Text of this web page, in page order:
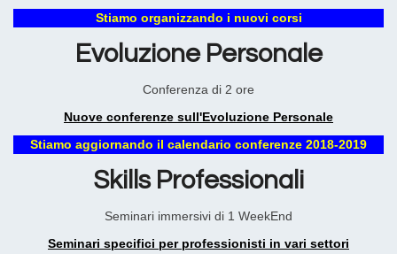
Stiamo organizzando i nuovi corsi
Evoluzione Personale
Conferenza di 2 ore
Nuove conferenze sull'Evoluzione Personale
Stiamo aggiornando il calendario conferenze 2018-2019
Skills Professionali
Seminari immersivi di 1 WeekEnd
Seminari specifici per professionisti in vari settori